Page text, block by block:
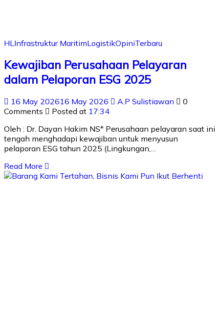
HL Infrastruktur MaritimLogistikOpiniTerbaru
Kewajiban Perusahaan Pelayaran
dalam Pelaporan ESG 2025
16 May 202616 May 2026 A.P Sulistiawan
0
Comments
Posted at 17:34
Oleh : Dr. Dayan Hakim NS* Perusahaan pelayaran saat ini
tengah menghadapi kewajiban untuk menyusun
pelaporan ESG tahun 2025 (Lingkungan,…
Read More